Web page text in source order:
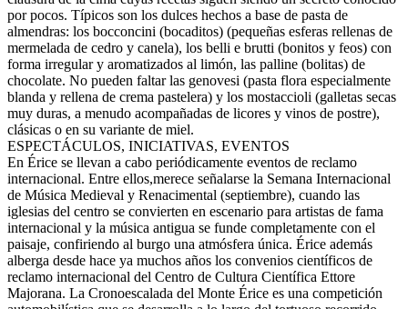
por pocos. Típicos son los dulces hechos a base de pasta de
almendras: los bocconcini (bocaditos) (pequeñas esferas rellenas de
mermelada de cedro y canela), los belli e brutti (bonitos y feos) con
forma irregular y aromatizados al limón, las palline (bolitas) de
chocolate. No pueden faltar las genovesi (pasta flora especialmente
blanda y rellena de crema pastelera) y los mostaccioli (galletas secas
muy duras, a menudo acompañadas de licores y vinos de postre),
clásicas o en su variante de miel.
ESPECTÁCULOS, INICIATIVAS, EVENTOS
En Érice se llevan a cabo periódicamente eventos de reclamo
internacional. Entre ellos,merece señalarse la Semana Internacional
de Música Medieval y Renacimental (septiembre), cuando las
iglesias del centro se convierten en escenario para artistas de fama
internacional y la música antigua se funde completamente con el
paisaje, confiriendo al burgo una atmósfera única. Érice además
alberga desde hace ya muchos años los convenios científicos de
reclamo internacional del Centro de Cultura Científica Ettore
Majorana. La Cronoescalada del Monte Érice es una competición